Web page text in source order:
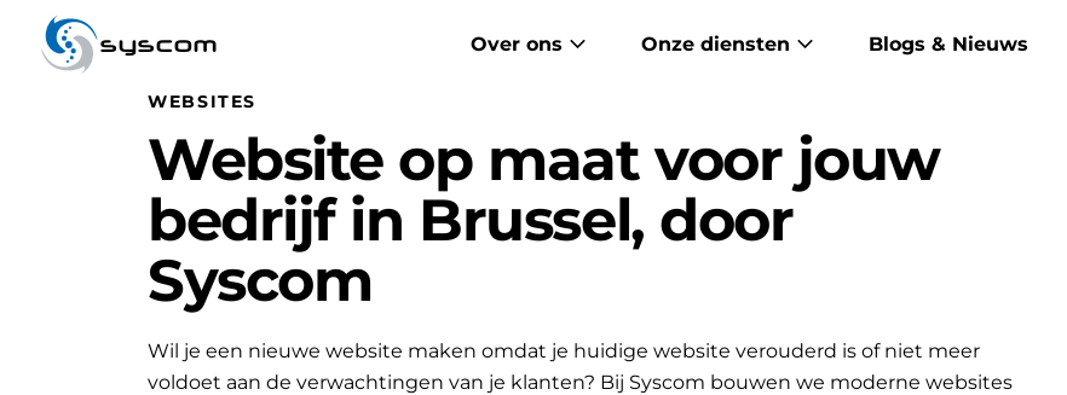
syscom Over ons Onze diensten Blogs & Nieuws
WEBSITES
Website op maat voor jouw
bedrijf in Brussel, door
Syscom
Wil je een nieuwe website maken omdat je huidige website verouderd is of niet meer
voldoet aan de verwachtingen van je klanten? Bij Syscom bouwen we moderne websites